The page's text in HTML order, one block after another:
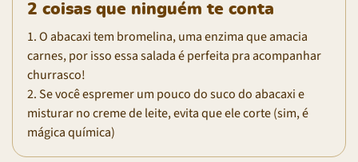
2 coisas que ninguém te conta
1. O abacaxi tem bromelina, uma enzima que amacia
carnes, por isso essa salada é perfeita pra acompanhar
churrasco!
2. Se você espremer um pouco do suco do abacaxi e
misturar no creme de leite, evita que ele corte (sim, é
mágica química)